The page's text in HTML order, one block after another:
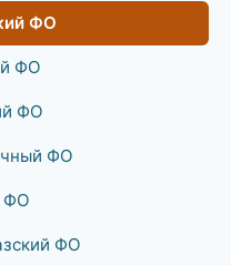
ФО
ФО
ФО
ФО
ФО
ФО